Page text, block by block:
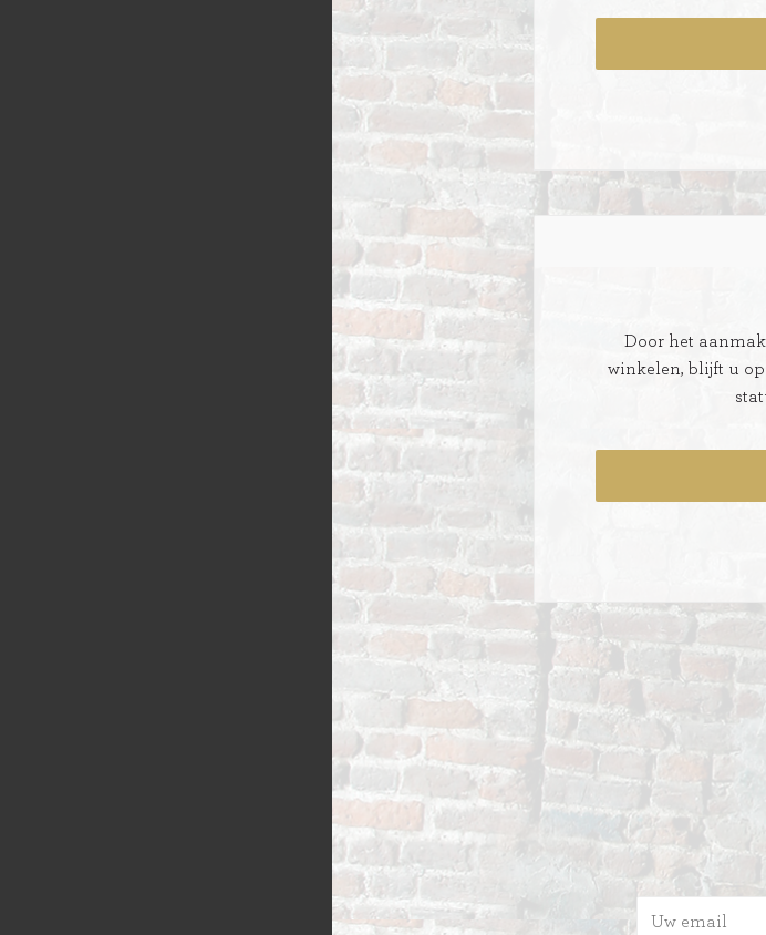
VLOERBROOD
ZUURDESEM BROOD
BUSBRODEN
GEVULD BROOD
CROISSANTS
STOKBROOD
HERMANS
RIJSTEVLAAI
KRUIMELVLAAI
VLAAI RASTER
OPEN VLAAI
LUXE VLAAI
SEIZOEN VLAAI
GEBAKJES
GÂTEAUX
CRÈME
ROYAL
Door het
winkelen, blijft u